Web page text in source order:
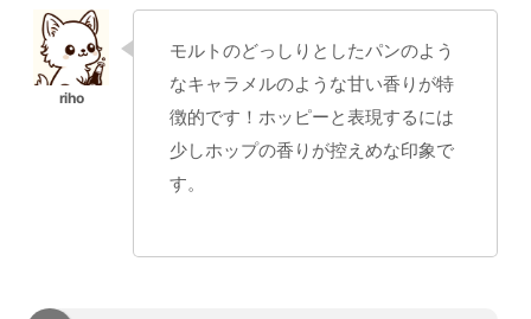
モルトのどっしりとしたパンのよう
なキャラメルのような甘い香りが特
徴的です！ホッピーと表現するには
少しホップの香りが控えめな印象で
す。